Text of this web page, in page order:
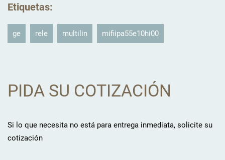
Etiquetas:
ge rele multilin mifiipa55e10hi00
PIDA SU COTIZACIÓN
Si lo que necesita no está para entrega inmediata, solicite su
cotización